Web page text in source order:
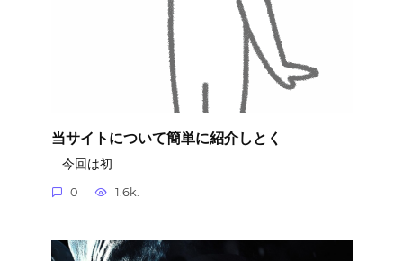
当サイトについて簡単に紹介しとく
今回は初
0 1.6k.